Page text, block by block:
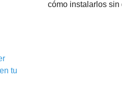
cómo instalarlos sin